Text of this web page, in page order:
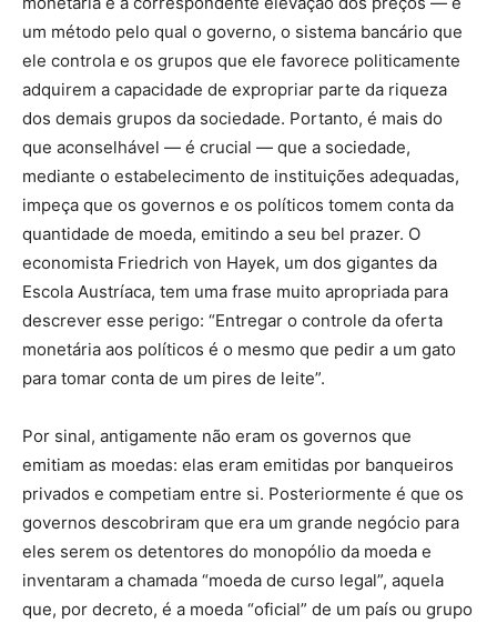
um método pelo qual o governo, o sistema bancário que
ele controla e os grupos que ele favorece politicamente
adquirem a capacidade de expropriar parte da riqueza
dos demais grupos da sociedade. Portanto, é mais do
que aconselhável — é crucial — que a sociedade,
mediante o estabelecimento de instituições adequadas,
impeça que os governos e os políticos tomem conta da
quantidade de moeda, emitindo a seu bel prazer. O
economista Friedrich von Hayek, um dos gigantes da
Escola Austríaca, tem uma frase muito apropriada para
descrever esse perigo: “Entregar o controle da oferta
monetária aos políticos é o mesmo que pedir a um gato
para tomar conta de um pires de leite”.
Por sinal, antigamente não eram os governos que
emitiam as moedas: elas eram emitidas por banqueiros
privados e competiam entre si. Posteriormente é que os
governos descobriram que era um grande negócio para
eles serem os detentores do monopólio da moeda e
inventaram a chamada “moeda de curso legal”, aquela
que, por decreto, é a moeda “oficial” de um país ou grupo